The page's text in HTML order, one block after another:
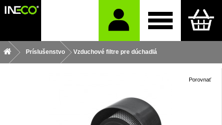
Príslušenstvo Vzduchové filtre pre dúchadlá
Porovnať